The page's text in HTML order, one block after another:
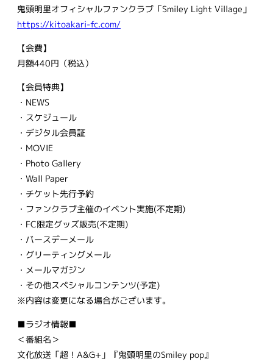
鬼頭明里オフィシャルファンクラブ「Smiley Light Village」
https://kitoakari-fc.com/
【会費】
月額440円（税込）
【会員特典】
・NEWS
・スケジュール
・デジタル会員証
・MOVIE
・Photo Gallery
・Wall Paper
・チケット先行予約
・ファンクラブ主催のイベント実施(不定期)
・FC限定グッズ販売(不定期)
・バースデーメール
・グリーティングメール
・メールマガジン
・その他スペシャルコンテンツ(予定)
※内容は変更になる場合がございます。
■ラジオ情報■
＜番組名＞
文化放送「超！A&G+」『鬼頭明里のSmiley pop』